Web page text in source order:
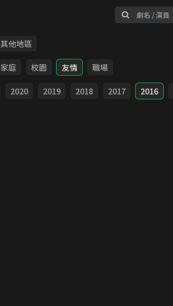
其他地區
家庭 校園 友情
職場
2020 2019 2018 2017 2016